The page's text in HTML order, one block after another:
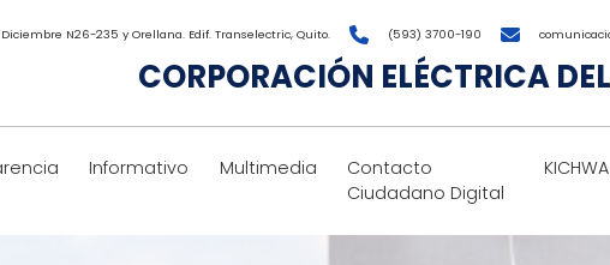
N26-235 y Orellana. Edif. Transelectric, Quito. (593) 3700-190
CORPORACIÓN ELÉCTRICA
Informativo Multimedia
Contacto
Ciudadano Digital
KICHWA